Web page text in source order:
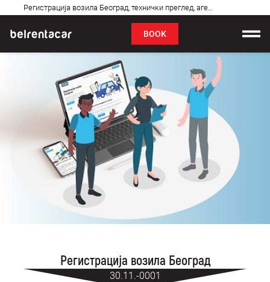
Регистрација возила Београд, технички преглед, агенција
BOOK
Rental Conditions
About us
Регистрација возила Београд
30.11.-0001